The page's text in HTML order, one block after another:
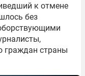
к отмене
без
граждан страны